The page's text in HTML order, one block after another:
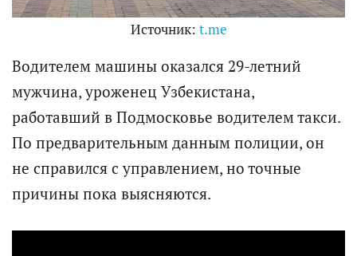
Источник: t.me
Водителем машины оказался 29-летний
мужчина, уроженец Узбекистана,
работавший в Подмосковье водителем такси.
По предварительным данным полиции, он
не справился с управлением, но точные
причины пока выясняются.